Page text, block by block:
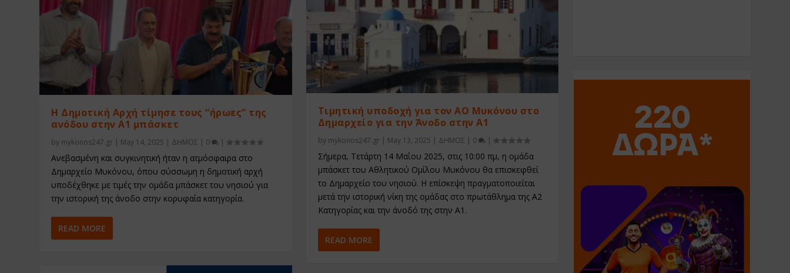
Η Δημοτική Αρχή τίμησε τους “ήρωες” της
ανόδου στην Α1 μπάσκετ
by mykonos247.gr | May 14, 2025 | ΔΗΜΟΣ | 0 |
Ανεβασμένη και συγκινητική ήταν η ατμόσφαιρα στο
Δημαρχείο Μυκόνου, όπου σύσσωμη η δημοτική αρχή
υποδέχθηκε με τιμές την ομάδα μπάσκετ του νησιού για
την ιστορική της άνοδο στην κορυφαία κατηγορία.
READ MORE
Τιμητική υποδοχή για τον ΑΟ Μυκόνου στο
Δημαρχείο για την Άνοδο στην Α1
by mykonos247.gr | May 13, 2025 | ΔΗΜΟΣ | 0 |
Σήμερα, Τετάρτη 14 Μαΐου 2025, στις 10:00 πμ, η ομάδα
μπάσκετ του Αθλητικού Ομίλου Μυκόνου θα επισκεφθεί
το Δημαρχείο του νησιού. Η επίσκεψη πραγματοποιείται
μετά την ιστορική νίκη της ομάδας στο πρωτάθλημα της Α2
Κατηγορίας και την άνοδό της στην Α1.
READ MORE